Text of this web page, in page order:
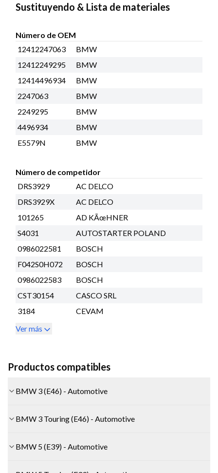
Sustituyendo & Lista de materiales
Número de OEM
12412247063
BMW
12412249295
BMW
12414496934
BMW
2247063
BMW
2249295
BMW
4496934
BMW
E5579N
BMW
Número de competidor
DRS3929
AC DELCO
DRS3929X
AC DELCO
101265
AD KÃœHNER
S4031
AUTOSTARTER POLAND
0986022581
BOSCH
F042S0H072
BOSCH
0986022583
BOSCH
CST30154
CASCO SRL
3184
CEVAM
Ver más
Productos compatibles
BMW 3 (E46) - Automotive
BMW 3 Touring (E46) - Automotive
BMW 5 (E39) - Automotive